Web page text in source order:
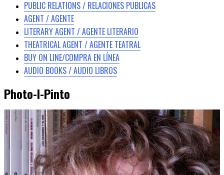
PUBLIC RELATIONS / RELACIONES PUBLICAS
AGENT / AGENTE
LITERARY AGENT / AGENTE LITERARIO
THEATRICAL AGENT / AGENTE TEATRAL
BUY ON LINE/COMPRA EN LÍNEA
AUDIO BOOKS / AUDIO LIBROS
Photo-I-Pinto